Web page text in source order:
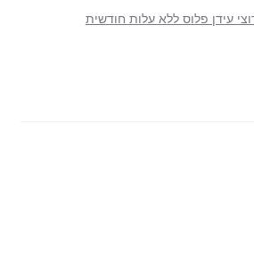
עידן פלוס ללא עלות חודשית